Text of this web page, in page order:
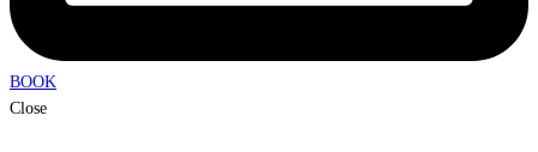
BOOK
Close